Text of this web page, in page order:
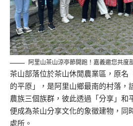
阿里山茶山涼亭節開跑！嘉義邀您共度
茶山部落位於茶山休閒農業區，原名
的平原」，是阿里山鄉最南的村落，
農族三個族群，彼此透過「分享」和
便成為茶山分享文化的象徵建物，同
處所。